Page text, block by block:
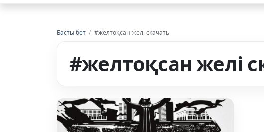
Басты бет / #желтоқсан желі скачать
#желтоқсан желі